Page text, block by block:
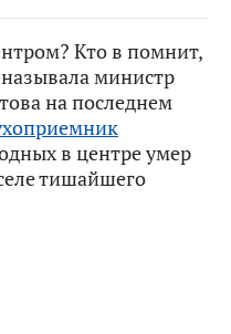
Кто в помнит,
министр
на последнем
в центре умер
тишайшего